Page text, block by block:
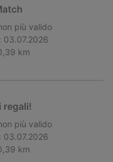
più valido
03.07.2026
km
regali!
più valido
03.07.2026
km